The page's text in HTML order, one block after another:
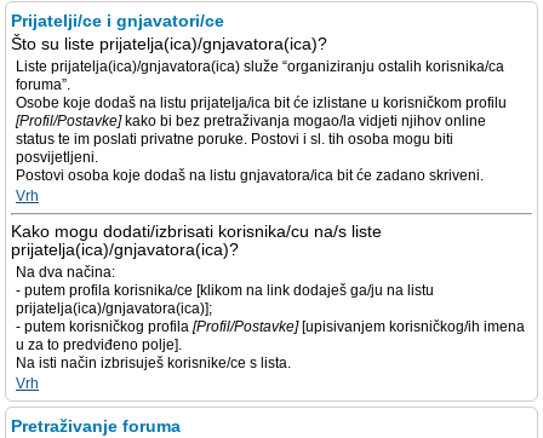
Prijatelji/ce i gnjavatori/ce
Što su liste prijatelja(ica)/gnjavatora(ica)?
Liste prijatelja(ica)/gnjavatora(ica) služe “organiziranju ostalih korisnika/ca
foruma”.
Osobe koje dodaš na listu prijatelja/ica bit će izlistane u korisničkom profilu
[Profil/Postavke]kako bi bez pretraživanja mogao/la vidjeti njihov online
status te im poslati privatne poruke. Postovi i sl. tih osoba mogu biti
posvijetljeni.
Postovi osoba koje dodaš na listu gnjavatora/ica bit će zadano skriveni.
Vrh
Kako mogu dodati/izbrisati korisnika/cu na/s liste
prijatelja(ica)/gnjavatora(ica)?
Na dva načina:
- putem profila korisnika/ce [klikom na link dodaješ ga/ju na listu
prijatelja(ica)/gnjavatora(ica)];
- putem korisničkog profila [Profil/Postavke][upisivanjem korisničkog/ih imena
u za to predviđeno polje].
Na isti način izbrisuješ korisnike/ce s lista.
Vrh
Pretraživanje foruma